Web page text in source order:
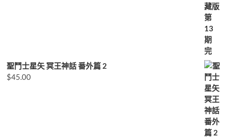
聖鬥士星矢 冥王神話 番外篇 2
$45.00